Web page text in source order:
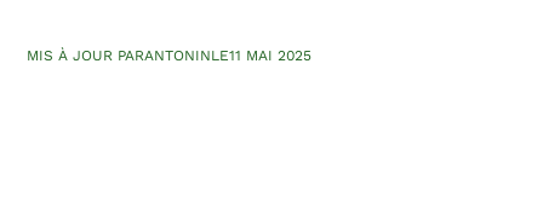
MIS À JOUR PARANTONINLE11 MAI 2025